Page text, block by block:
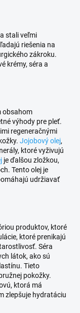
stali veľmi
riešenia na
zákroku.
krémy, séra a
obsahom
výhody pre pleť.
regeneračnými
Jojobový olej,
ktoré vyživujú
je ďalšou zložkou,
Tento olej je
udržiavať
produktov, ktoré
ktoré prenikajú
Séra
látok, ako sú
Tieto
pokožky.
ktorá má
zlepšuje hydratáciu